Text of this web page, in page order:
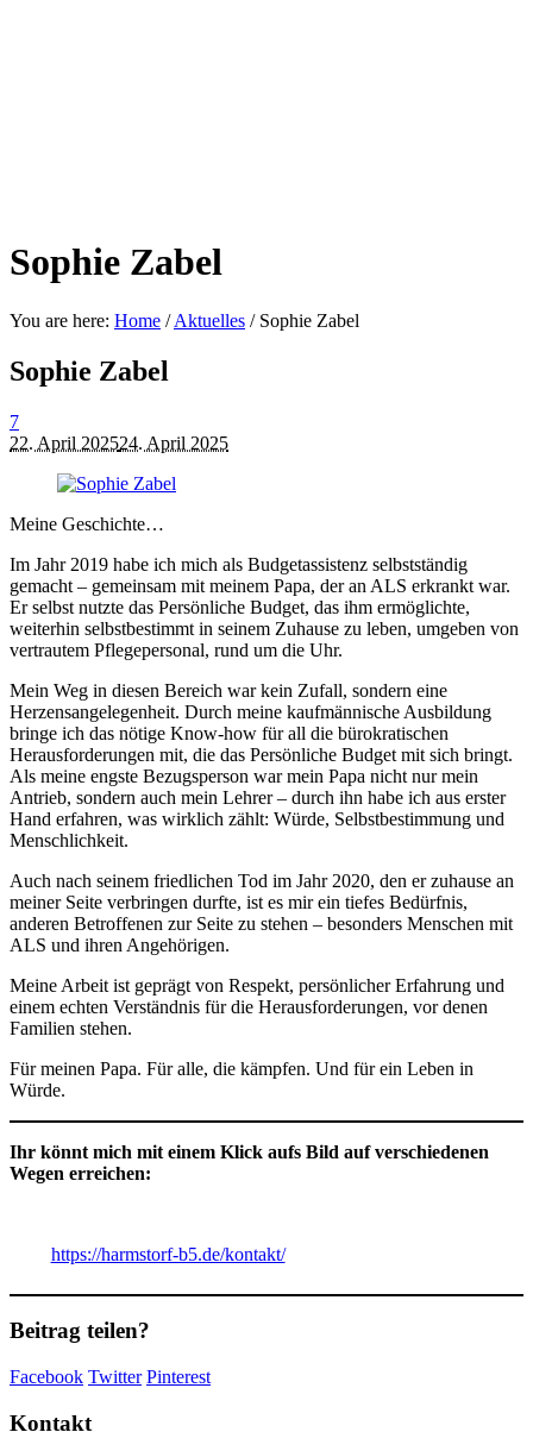
Sophie Zabel
You are here: Home /Aktuelles / Sophie Zabel
Sophie Zabel
7
22. April 202524. April 2025
Meine Geschichte…
Im Jahr 2019 habe ich mich als Budgetassistenz selbstständig
gemacht – gemeinsam mit meinem Papa, der an ALS erkrankt war.
Er selbst nutzte das Persönliche Budget, das ihm ermöglichte,
weiterhin selbstbestimmt in seinem Zuhause zu leben, umgeben von
vertrautem Pflegepersonal, rund um die Uhr.
Mein Weg in diesen Bereich war kein Zufall, sondern eine
Herzensangelegenheit. Durch meine kaufmännische Ausbildung
bringe ich das nötige Know-how für all die bürokratischen
Herausforderungen mit, die das Persönliche Budget mit sich bringt.
Als meine engste Bezugsperson war mein Papa nicht nur mein
Antrieb, sondern auch mein Lehrer – durch ihn habe ich aus erster
Hand erfahren, was wirklich zählt: Würde, Selbstbestimmung und
Menschlichkeit.
Auch nach seinem friedlichen Tod im Jahr 2020, den er zuhause an
meiner Seite verbringen durfte, ist es mir ein tiefes Bedürfnis,
anderen Betroffenen zur Seite zu stehen – besonders Menschen mit
ALS und ihren Angehörigen.
Meine Arbeit ist geprägt von Respekt, persönlicher Erfahrung und
einem echten Verständnis für die Herausforderungen, vor denen
Familien stehen.
Für meinen Papa. Für alle, die kämpfen. Und für ein Leben in
Würde.
Ihr könnt mich mit einem Klick aufs Bild auf verschiedenen
Wegen erreichen:
https://harmstorf-b5.de/kontakt/
Beitrag teilen?
Facebook Twitter Pinterest
Kontakt